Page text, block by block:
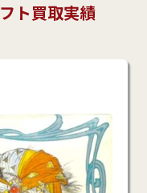
ト買取実績